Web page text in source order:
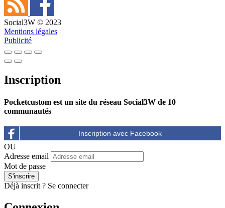
Social3W © 2023
Mentions légales
Publicité
Inscription
Pocketcustom est un site du réseau Social3W de 10
communautés
OU
Adresse email
Mot de passe
Déjà inscrit ? Se connecter